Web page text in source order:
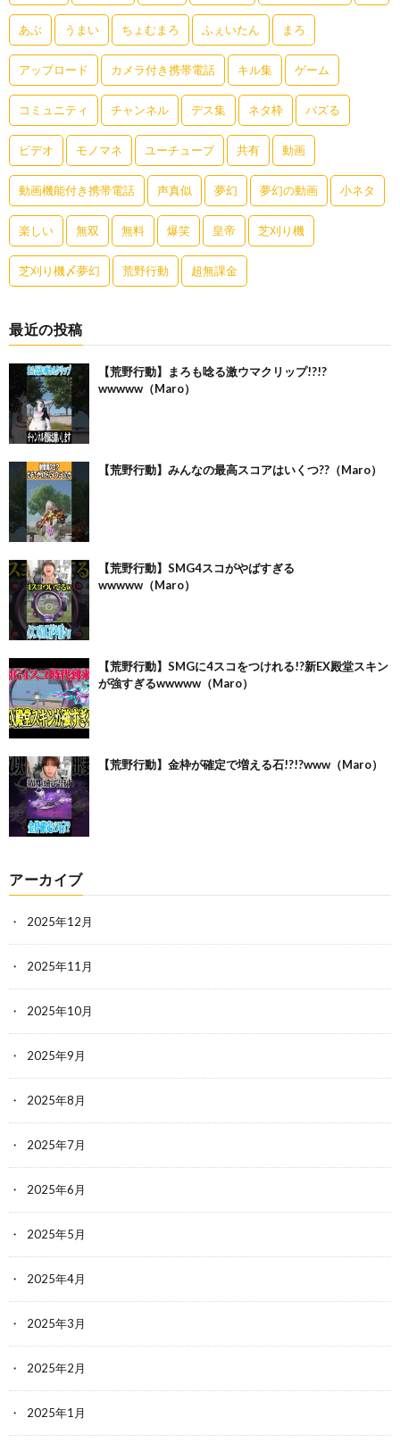
あぶ うまい ちょむまろ ふぇいたん まろ
アップロード カメラ付き携帯電話 キル集 ゲーム
コミュニティ チャンネル デス集 ネタ枠 バズる
ビデオ モノマネ ユーチューブ 共有 動画
動画機能付き携帯電話 声真似 夢幻 夢幻の動画 小ネタ
楽しい 無双 無料 爆笑 皇帝 芝刈り機
芝刈り機〆夢幻 荒野行動 超無課金
最近の投稿
【荒野行動】まろも唸る激ウマクリップ!?!?
wwwww（Maro）
【荒野行動】みんなの最高スコアはいくつ??（Maro）
【荒野行動】SMG4スコがやばすぎる
wwwww（Maro）
【荒野行動】SMGに4スコをつけれる!?新EX殿堂スキン
が強すぎるwwwww（Maro）
【荒野行動】金枠が確定で増える石!?!?www（Maro）
アーカイブ
2025年12月
2025年11月
2025年10月
2025年9月
2025年8月
2025年7月
2025年6月
2025年5月
2025年4月
2025年3月
2025年2月
2025年1月